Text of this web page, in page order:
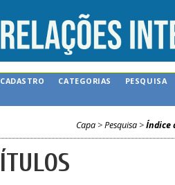
CADASTRO CATEGORIAS
PESQUISA
Capa>Pesquisa>Índice